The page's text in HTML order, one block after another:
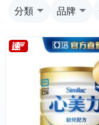
分類 品牌